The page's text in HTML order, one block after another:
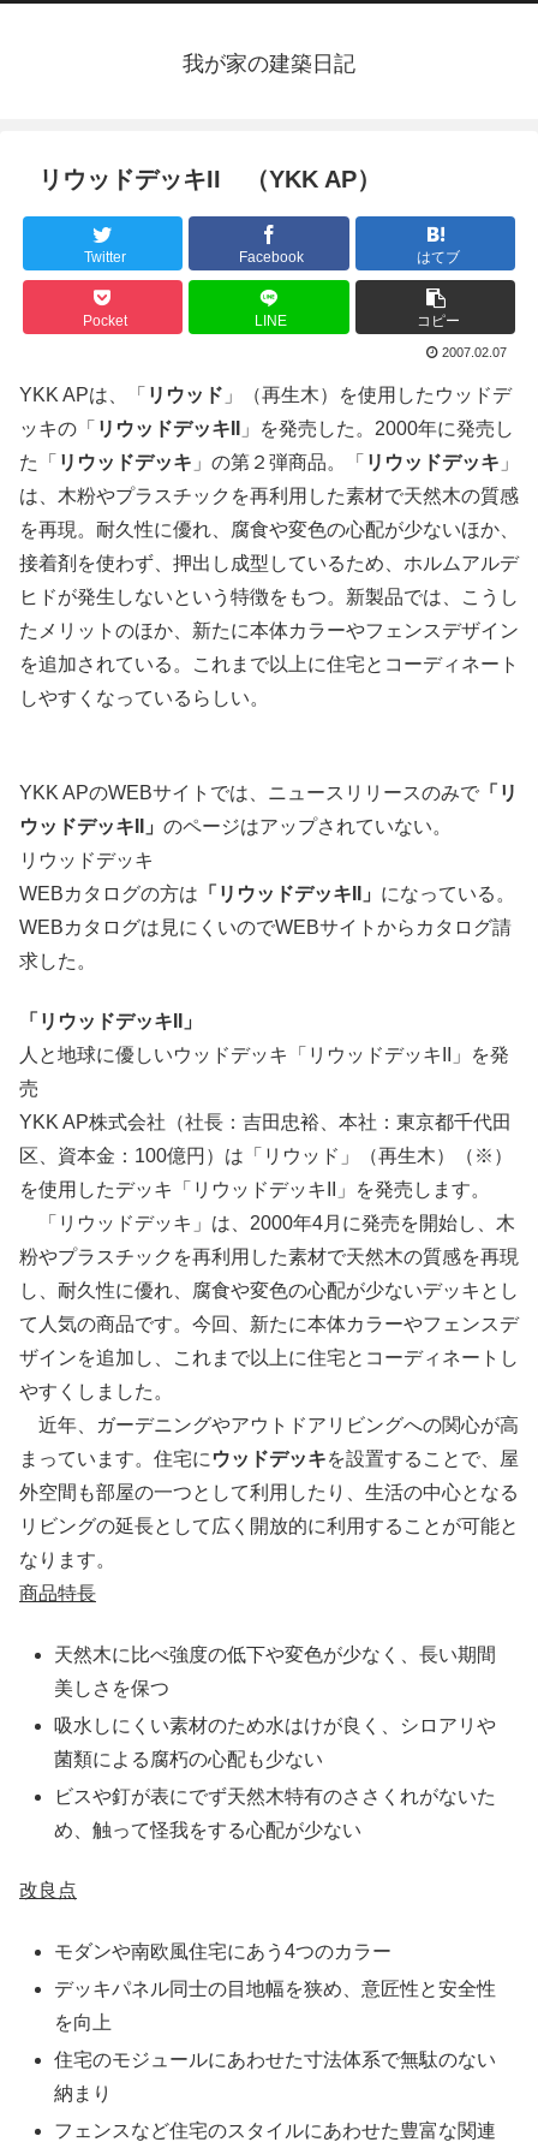
我が家の建築日記
リウッドデッキII （YKK AP）
Twitter Facebook はてブ
Pocket LINE コピー
2007.02.07
YKK APは、「 リウッド 」（再生木）を使用したウッドデ
ッキの「 リウッドデッキII
」を発売した。2000年に発売し
た「 リウッドデッキ 」の第２弾商品。「 リウッドデッキ 」
は、木粉やプラスチックを再利用した素材で天然木の質感
を再現。耐久性に優れ、腐食や変色の心配が少ないほか、
接着剤を使わず、押出し成型しているため、ホルムアルデ
ヒドが発生しないという特徴をもつ。新製品では、こうし
たメリットのほか、新たに本体カラーやフェンスデザイン
を追加されている。これまで以上に住宅とコーディネート
しやすくなっているらしい。
YKK APのWEBサイトでは、ニュースリリースのみで 「リ
ウッドデッキII」 のページはアップされていない。
リウッドデッキ
WEBカタログの方は 「リウッドデッキII」 になっている。
WEBカタログは見にくいのでWEBサイトからカタログ請
求した。
「リウッドデッキII」
人と地球に優しいウッドデッキ「リウッドデッキII」を発
売
YKK AP株式会社（社長：吉田忠裕、本社：東京都千代田
区、資本金：100億円）は「リウッド」（再生木）（※）
を使用したデッキ「リウッドデッキII」を発売します。
「リウッドデッキ」は、2000年4月に発売を開始し、木
粉やプラスチックを再利用した素材で天然木の質感を再現
し、耐久性に優れ、腐食や変色の心配が少ないデッキとし
て人気の商品です。今回、新たに本体カラーやフェンスデ
ザインを追加し、これまで以上に住宅とコーディネートし
やすくしました。
近年、ガーデニングやアウトドアリビングへの関心が高
まっています。住宅に ウッドデッキを設置することで、屋
外空間も部屋の一つとして利用したり、生活の中心となる
リビングの延長として広く開放的に利用することが可能と
なります。
商品特長
天然木に比べ強度の低下や変色が少なく、長い期間
美しさを保つ
吸水しにくい素材のため水はけが良く、シロアリや
菌類による腐朽の心配も少ない
ビスや釘が表にでず天然木特有のささくれがないた
め、触って怪我をする心配が少ない
改良点
モダンや南欧風住宅にあう4つのカラー
デッキパネル同士の目地幅を狭め、意匠性と安全性
を向上
住宅のモジュールにあわせた寸法体系で無駄のない
納まり
フェンスなど住宅のスタイルにあわせた豊富な関連